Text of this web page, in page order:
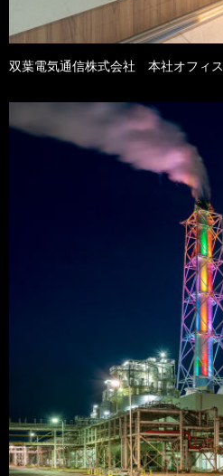
双葉電気通信株式会社 本社オフィス